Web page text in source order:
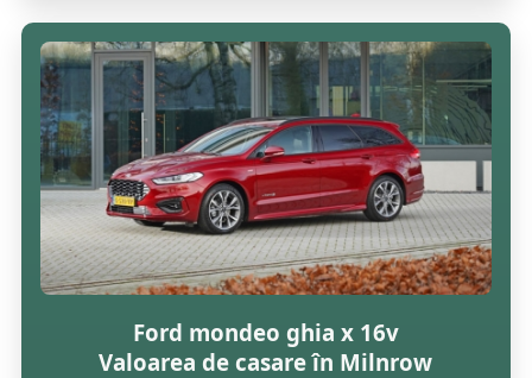
Ford mondeo ghia x 16v
Valoarea de casare în Milnrow